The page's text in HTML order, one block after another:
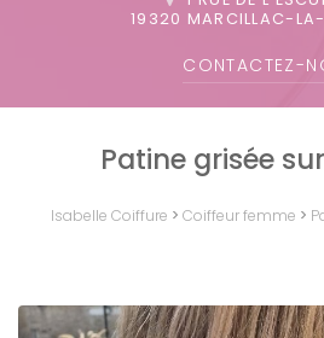
19320 MARCILLAC-LA-
CONTACTEZ-
Patine grisée
Isabelle Coiffure > Coiffeur femme >